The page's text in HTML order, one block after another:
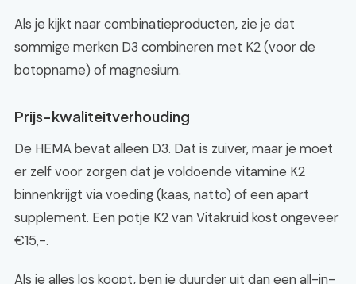
Als je kijkt naar combinatieproducten, zie je dat
sommige merken D3 combineren met K2 (voor de
botopname) of magnesium.
Prijs-kwaliteitverhouding
De HEMA bevat alleen D3. Dat is zuiver, maar je moet
er zelf voor zorgen dat je voldoende vitamine K2
binnenkrijgt via voeding (kaas, natto) of een apart
supplement. Een potje K2 van Vitakruid kost ongeveer
€15,-.
Als je alles los koopt, ben je duurder uit dan een all-in-